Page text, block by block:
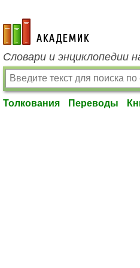
academic.ru
Словари и энциклопедии
Толкования Переводы